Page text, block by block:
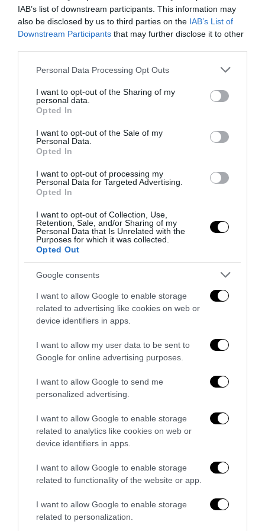
IAB’s list of downstream participants. This information may
also be disclosed by us to third parties on the IAB’s List of
Downstream Participants that may further disclose it to other
Please note that this website/app uses one or more Google
not limited to your visit or usage behaviour. You may click to
grant or deny consent to Google and its third-party tags to
use your data for below specified purposes in below Google
consent section.
Personal Data Processing Opt Outs
I want to opt-out of the Sharing of my
personal data.
Opted In
I want to opt-out of the Sale of my
Personal Data.
Opted In
I want to opt-out of processing my
Personal Data for Targeted Advertising.
Opted In
I want to opt-out of Collection, Use,
Retention, Sale, and/or Sharing of my
Personal Data that Is Unrelated with the
Purposes for which it was collected.
Opted Out
Google consents
I want to allow Google to enable storage
related to advertising like cookies on web or
device identifiers in apps.
I want to allow my user data to be sent to
Google for online advertising purposes.
I want to allow Google to send me
personalized advertising.
I want to allow Google to enable storage
related to analytics like cookies on web or
device identifiers in apps.
I want to allow Google to enable storage
related to functionality of the website or app.
I want to allow Google to enable storage
related to personalization.
Bonaccini e il mito delle barricate di Parma: quando
l’antifascismo copia il fascismo
Remigrazione, il Copasir riconosce all’antifascismo il
veto del disordine
6 Agosto 2026